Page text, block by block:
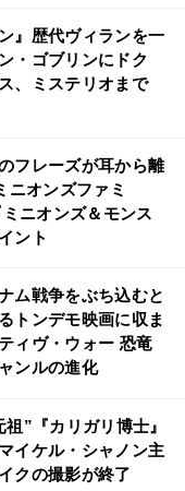
』歴代ヴィランを一
・ゴブリンにドク
、ミステリオまで
フレーズが耳から離
ニオンズファミ
ニオンズ＆モンス
ント
ム戦争をぶち込むと
トンデモ映画に収ま
ィヴ・ウォー 恐竜
ンルの進化
”『カリガリ博士』
イケル・シャノン主
クの撮影が終了